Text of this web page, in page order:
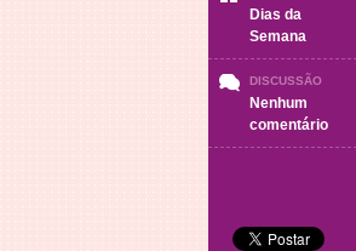
Dias da
Semana
DISCUSSÃO
Nenhum
comentárioem
Boa